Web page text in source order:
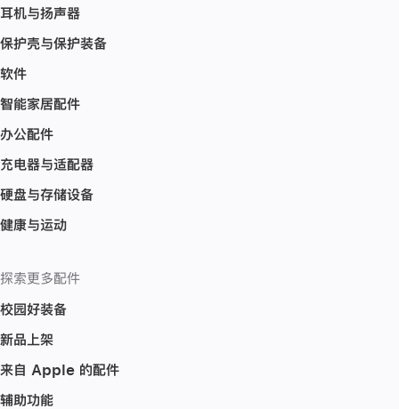
耳机与扬声器
保护壳与保护装备
软件
智能家居配件
办公配件
充电器与适配器
硬盘与存储设备
健康与运动
探索更多配件
校园好装备
新品上架
来自 Apple 的配件
辅助功能